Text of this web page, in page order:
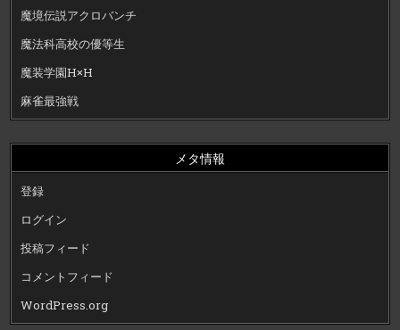
魔境伝説アクロバンチ
魔法科高校の優等生
魔装学園H×H
麻雀最強戦
メタ情報
登録
ログイン
投稿フィード
コメントフィード
WordPress.org